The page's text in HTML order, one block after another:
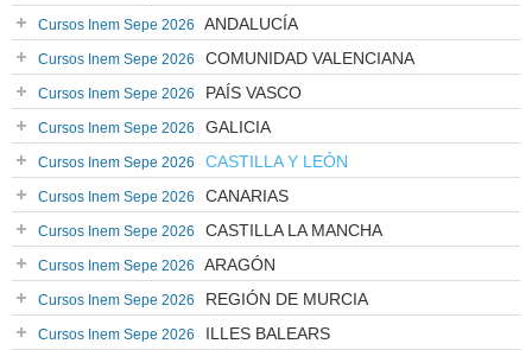
Cursos Inem Sepe 2026 ANDALUCÍA
Cursos Inem Sepe 2026 COMUNIDAD VALENCIANA
Cursos Inem Sepe 2026 PAÍS VASCO
Cursos Inem Sepe 2026 GALICIA
Cursos Inem Sepe 2026 CASTILLA Y LEÓN
Cursos Inem Sepe 2026 CANARIAS
Cursos Inem Sepe 2026 CASTILLA LA MANCHA
Cursos Inem Sepe 2026 ARAGÓN
Cursos Inem Sepe 2026 REGIÓN DE MURCIA
Cursos Inem Sepe 2026 ILLES BALEARS